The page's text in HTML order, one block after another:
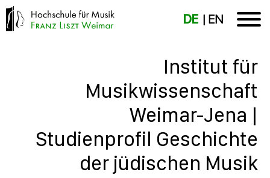
DE EN
Institut für
Musikwissenschaft
Weimar-Jena |
Studienprofil Geschichte
der jüdischen Musik